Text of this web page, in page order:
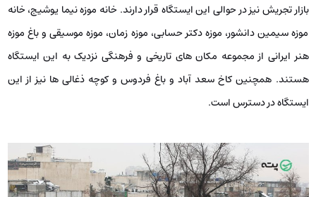
بازار تجریش نیز در حوالی این ایستگاه قرار دارند. خانه موزه نیما یوشیج، خانه
موزه سیمین دانشور، موزه دکتر حسابی، موزه زمان، موزه موسیقی و باغ موزه
هنر ایرانی از مجموعه مکان های تاریخی و فرهنگی نزدیک به این ایستگاه
هستند. همچنین کاخ سعد آباد و باغ فردوس و کوچه ذغالی ها نیز از این
ایستگاه در دسترس است.